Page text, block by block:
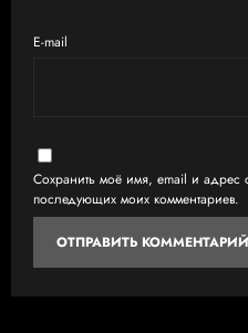
E-mail
Сохранить моё имя, email и адрес
последующих моих комментариев.